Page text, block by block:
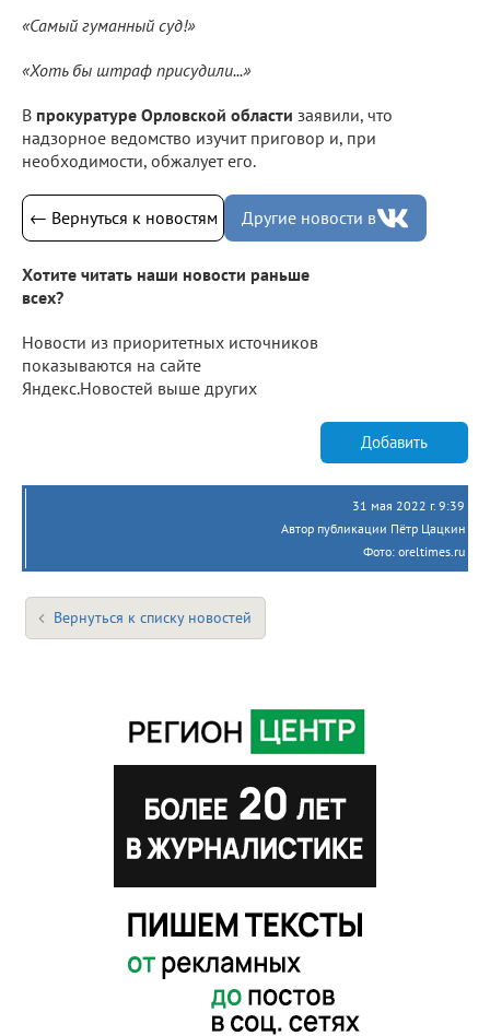
«Самый гуманный суд!»
«Хоть бы штраф присудили...»
В прокуратуре Орловской области заявили, что
надзорное ведомство изучит приговор и, при
необходимости, обжалует его.
← Вернуться к новостям Другие новости в
Хотите читать наши новости раньше
всех?
Новости из приоритетных источников
показываются на сайте
Яндекс.Новостей выше других
Добавить
31 мая 2022 г. 9:39
Автор публикации Пётр Цацкин
Фото: oreltimes.ru
Вернуться к списку новостей